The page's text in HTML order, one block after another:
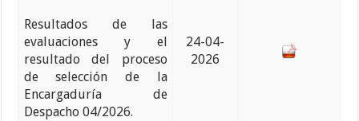
Resultados de las
evaluaciones y el
resultado del proceso
de selección de la
Encargaduría de
Despacho 04/2026.
24-04-
2026